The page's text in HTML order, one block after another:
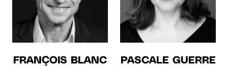
FRANÇOIS BLANC PASCALE GUERRE